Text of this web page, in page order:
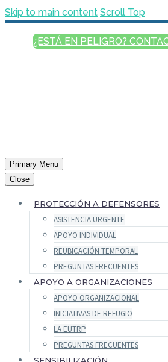
Skip to main content Scroll Top
¿ESTÁ EN PELIGRO?
Primary Menu
Close
PROTECCIÓN A DEFENSORES
ASISTENCIA URGENTE
APOYO INDIVIDUAL
REUBICACIÓN TEMPORAL
PREGUNTAS FRECUENTES
APOYO A ORGANIZACIONES
APOYO ORGANIZACIONAL
INICIATIVAS DE REFUGIO
LA EUTRP
PREGUNTAS FRECUENTES